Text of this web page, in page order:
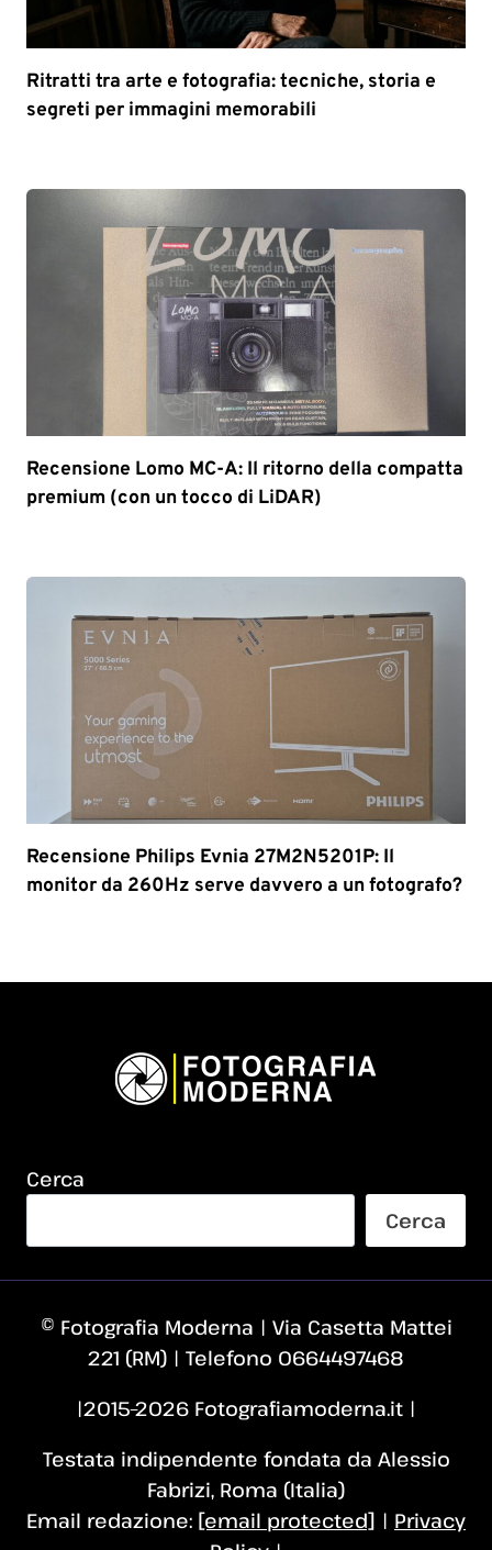
Ritratti tra arte e fotografia: tecniche, storia e
segreti per immagini memorabili
Recensione Lomo MC-A: Il ritorno della compatta
premium (con un tocco di LiDAR)
Recensione Philips Evnia 27M2N5201P: Il
monitor da 260Hz serve davvero a un fotografo?
Cerca
Cerca
© Fotografia Moderna | Via Casetta Mattei
221 (RM) | Telefono 0664497468
|2015–2026 Fotografiamoderna.it |
Testata indipendente fondata da Alessio
Fabrizi, Roma (Italia)
Email redazione: [email protected] | Privacy